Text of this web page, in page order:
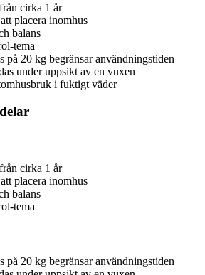
cirka 1 år
placera inomhus
balans
tema
på 20 kg begränsar användningstiden
under uppsikt av en vuxen
i fuktigt väder
cirka 1 år
placera inomhus
balans
tema
på 20 kg begränsar användningstiden